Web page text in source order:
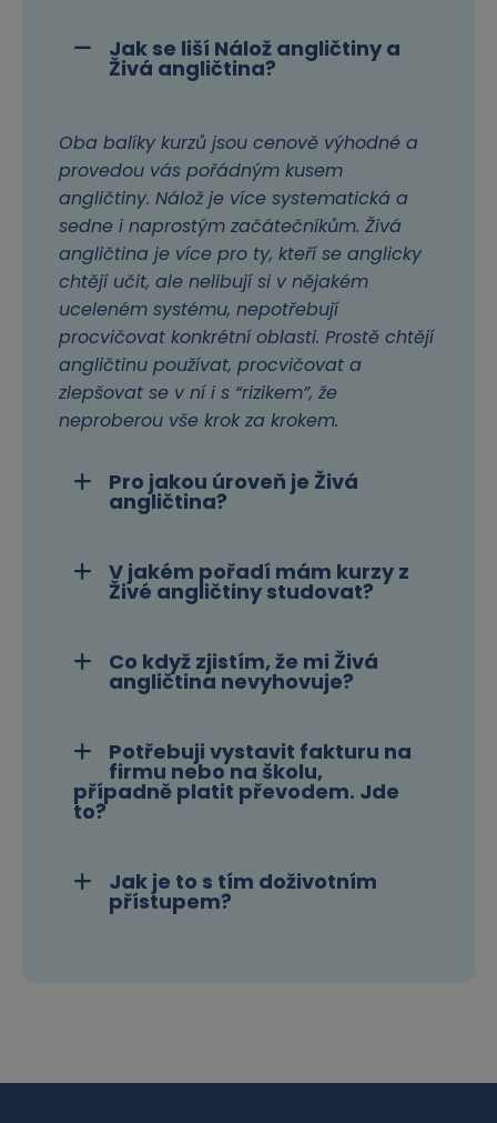
Jak se liší Nálož angličtiny a
Živá angličtina?
Oba balíky kurzů jsou cenově výhodné a
provedou vás pořádným kusem
angličtiny. Nálož je více systematická a
sedne i naprostým začátečníkům. Živá
angličtina je více pro ty, kteří se anglicky
chtějí učit, ale nelibují si v nějakém
uceleném systému, nepotřebují
procvičovat konkrétní oblasti. Prostě chtějí
angličtinu používat, procvičovat a
zlepšovat se v ní i s “rizikem”, že
neproberou vše krok za krokem.
Pro jakou úroveň je Živá
angličtina?
V jakém pořadí mám kurzy z
Živé angličtiny studovat?
Co když zjistím, že mi Živá
angličtina nevyhovuje?
Potřebuji vystavit fakturu na
firmu nebo na školu,
případně platit převodem. Jde
to?
Jak je to s tím doživotním
přístupem?